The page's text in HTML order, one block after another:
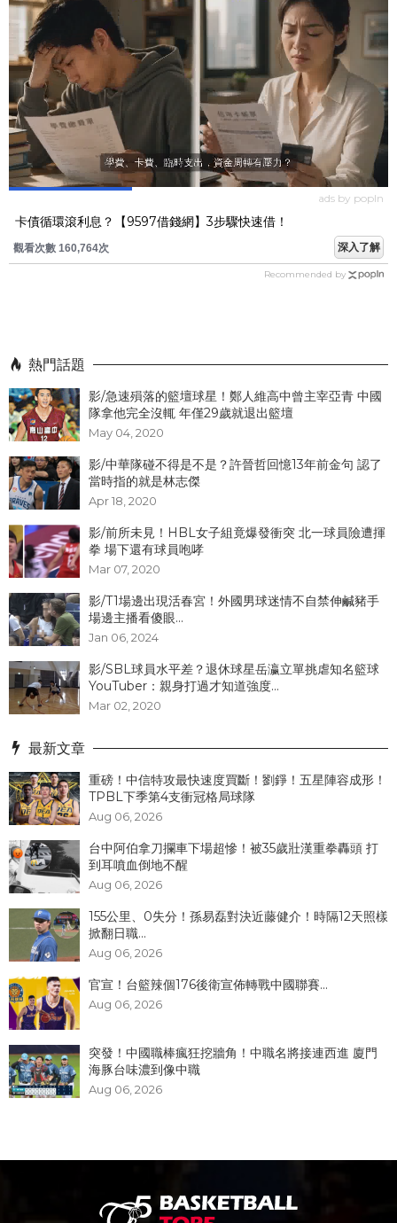
ads by popIn
卡債循環滾利息？【9597借錢網】3步驟快速借！
觀看次數 160,764次 深入了解
Recommended by
熱門話題
影/急速殞落的籃壇球星！鄭人維高中曾主宰亞青 中國
隊拿他完全沒輒 年僅29歲就退出籃壇
May 04, 2020
影/中華隊碰不得是不是？許晉哲回憶13年前金句 認了
當時指的就是林志傑
Apr 18, 2020
影/前所未見！HBL女子組竟爆發衝突 北一球員險遭揮
拳 場下還有球員咆哮
Mar 07, 2020
影/T1場邊出現活春宮！外國男球迷情不自禁伸鹹豬手
場邊主播看傻眼...
Jan 06, 2024
影/SBL球員水平差？退休球星岳瀛立單挑虐知名籃球
YouTuber：親身打過才知道強度...
Mar 02, 2020
最新文章
重磅！中信特攻最快速度買斷！劉錚！五星陣容成形！
TPBL下季第4支衝冠格局球隊
Aug 06, 2026
台中阿伯拿刀攔車下場超慘！被35歲壯漢重拳轟頭 打
到耳噴血倒地不醒
Aug 06, 2026
155公里、0失分！孫易磊對決近藤健介！時隔12天照樣
掀翻日職...
Aug 06, 2026
官宣！台籃辣個176後衛宣佈轉戰中國聯賽...
Aug 06, 2026
突發！中國職棒瘋狂挖牆角！中職名將接連西進 廈門
海豚台味濃到像中職
Aug 06, 2026